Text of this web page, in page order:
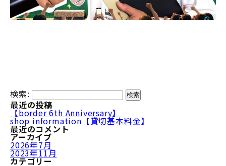
検索:
最近の投稿
【border 6th Anniversary】
shop information【貸切基本料金】
最近のコメント
アーカイブ
2026年7月
2023年11月
カテゴリー